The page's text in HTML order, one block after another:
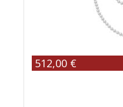
512,00 €